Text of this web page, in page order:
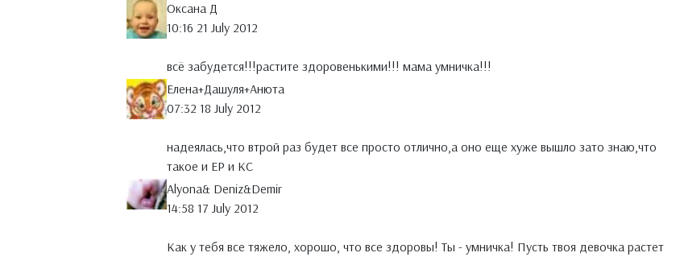
Оксана Д
10:16 21 July 2012
всё забудется!!!растите здоровенькими!!! мама умничка!!!
Елена+Дашуля+Анюта
07:32 18 July 2012
надеялась,что втрой раз будет все просто отлично,а оно еще хуже вышло зато знаю,что
такое и ЕР и КС
Alyona& Deniz&Demir
14:58 17 July 2012
Как у тебя все тяжело, хорошо, что все здоровы! Ты - умничка! Пусть твоя девочка растет